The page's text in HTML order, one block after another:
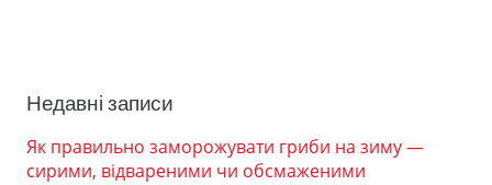
Недавні записи
Як правильно заморожувати гриби на зиму —
сирими, відвареними чи обсмаженими